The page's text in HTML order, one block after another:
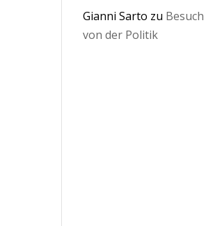
Gianni Sarto zu Besuch
von der Politik